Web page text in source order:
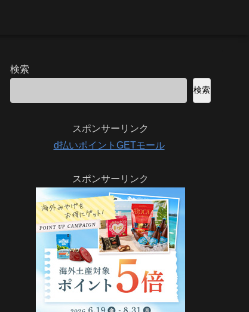
検索
検索
スポンサーリンク
d払いポイントGETモール
スポンサーリンク